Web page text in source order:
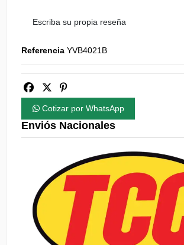
Escriba su propia reseña
Referencia YVB4021B
Cotizar por WhatsApp
Enviós Nacionales